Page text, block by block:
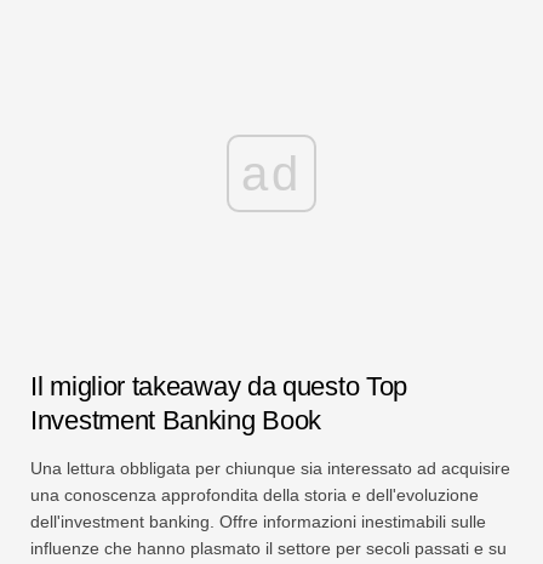
ad
Il miglior takeaway da questo Top
Investment Banking Book
Una lettura obbligata per chiunque sia interessato ad acquisire
una conoscenza approfondita della storia e dell'evoluzione
dell'investment banking. Offre informazioni inestimabili sulle
influenze che hanno plasmato il settore per secoli passati e su